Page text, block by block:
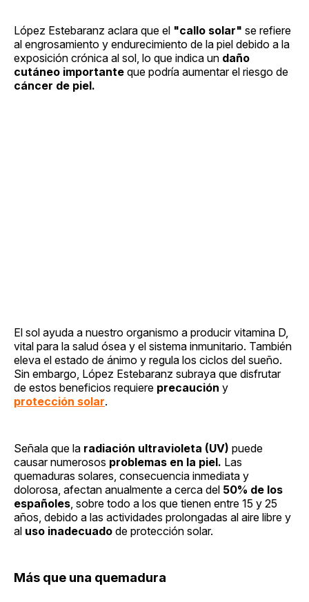
López Estebaranz aclara que el "callo solar" se refiere
al engrosamiento y endurecimiento de la piel debido a la
exposición crónica al sol, lo que indica un daño
cutáneo importante que podría aumentar el riesgo de
cáncer de piel.
El sol ayuda a nuestro organismo a producir vitamina D,
vital para la salud ósea y el sistema inmunitario. También
eleva el estado de ánimo y regula los ciclos del sueño.
Sin embargo, López Estebaranz subraya que disfrutar
de estos beneficios requiere precaución y
protección solar.
Señala que la radiación ultravioleta (UV) puede
causar numerosos problemas en la piel. Las
quemaduras solares, consecuencia inmediata y
dolorosa, afectan anualmente a cerca del 50% de los
españoles , sobre todo a los que tienen entre 15 y 25
años, debido a las actividades prolongadas al aire libre y
al uso inadecuado de protección solar.
Más que una quemadura